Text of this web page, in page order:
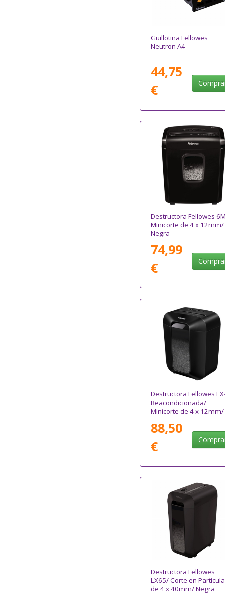
Guillotina Fellowes
Neutron A4
44,75
€
Destructora Fellowes
Minicorte de 4 x 12mm/
Negra
74,99
€
Destructora Fellowes
Reacondicionada/
Minicorte de 4 x 12mm/
88,50
€
Destructora Fellowes
LX65/ Corte en
de 4 x 40mm/ Negra